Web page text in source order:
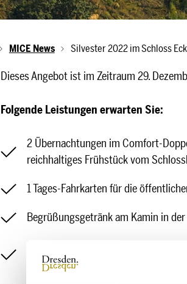
MICE News Silvester 2022 im Schloss
Dieses Angebot ist im Zeitraum 29.
Folgende Leistungen erwarten Sie:
2 Übernachtungen im Comfort-
reichhaltiges Frühstück vom
1 Tages-Fahrkarten für die
Begrüßungsgetränk am Kamin in
hauseigenes Feuerwerk